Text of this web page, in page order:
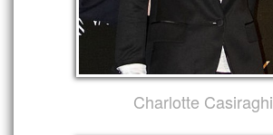
Charlotte Casiraghi